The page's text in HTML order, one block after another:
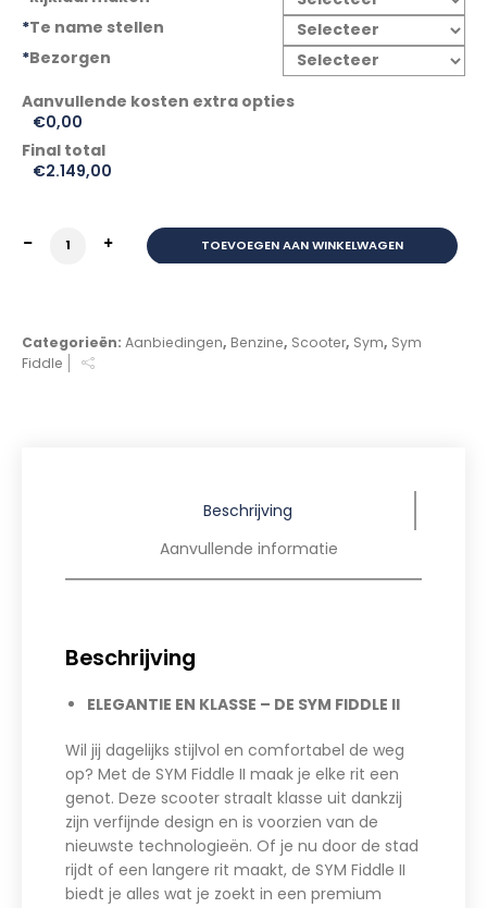
*Te name stellen
*Bezorgen
€0,00
Final total
€2.149,00
SYM FIDDLE II M5 E5+ 25KM Blauw GRATIS
TOEVOEGEN AAN WINKELWAGEN
Categorieën: Aanbiedingen, Benzine, Scooter, Sym, Sym
Fiddle
Beschrijving
Aanvullende informatie
Beschrijving
ELEGANTIE EN KLASSE – DE SYM FIDDLE II
Wil jij dagelijks stijlvol en comfortabel de weg
op? Met de SYM Fiddle II maak je elke rit een
genot. Deze scooter straalt klasse uit dankzij
zijn verfijnde design en is voorzien van de
nieuwste technologieën. Of je nu door de stad
rijdt of een langere rit maakt, de SYM Fiddle II
biedt je alles wat je zoekt in een premium